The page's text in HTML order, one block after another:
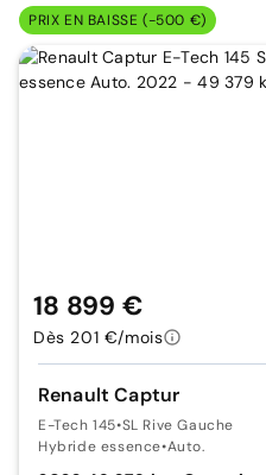
PRIX EN BAISSE (-500 €)
Renault Captur
E-Tech 145•SL Rive Gauche
Hybride essence•Auto.
18 899 €
Dès 201 €/mois